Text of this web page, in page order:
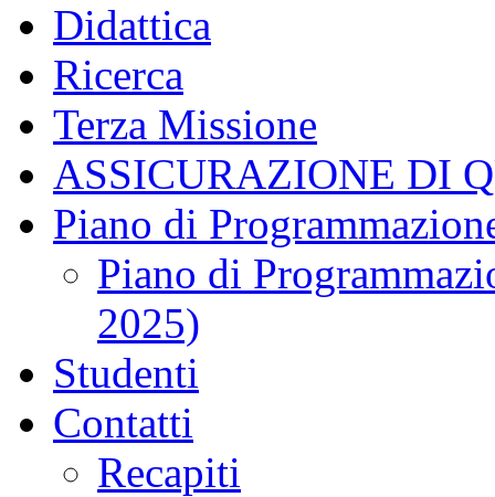
Didattica
Ricerca
Terza Missione
ASSICURAZIONE DI
Piano di
Piano di
2025)
Studenti
Contatti
Recapiti